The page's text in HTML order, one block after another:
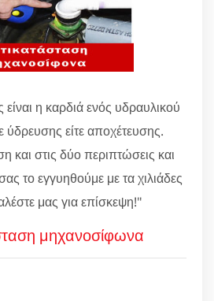
η καρδιά ενός υδραυλικού
ύδρευσης είτε αποχέτευσης.
και στις δύο περιπτώσεις και
το εγγυηθούμε με τα χιλιάδες
μας για επίσκεψη!"
μηχανοσίφωνα